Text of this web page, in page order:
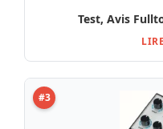
Test, Avis
#3